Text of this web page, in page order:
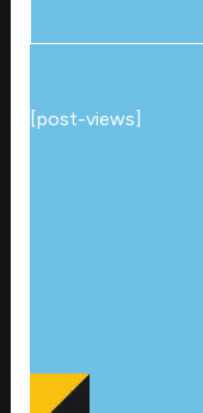
[post-views]